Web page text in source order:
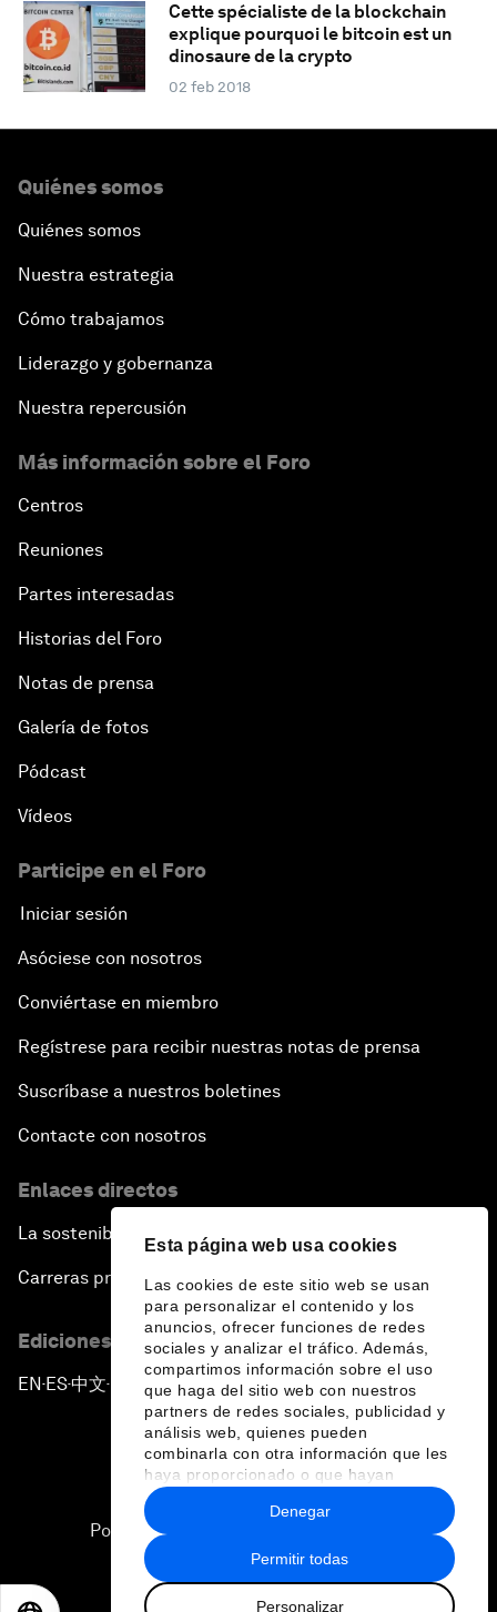
Esta página web usa cookies
Las cookies de este sitio web se usan
para personalizar el contenido y los
anuncios, ofrecer funciones de redes
sociales y analizar el tráfico. Además,
compartimos información sobre el uso
que haga del sitio web con nuestros
partners de redes sociales, publicidad y
análisis web, quienes pueden
combinarla con otra información que les
haya proporcionado o que hayan
recopilado a partir del uso que haya
hecho de sus servicios.
Permitir todas
Personalizar
Denegar
Cette spécialiste de la blockchain
explique pourquoi le bitcoin est un
dinosaure de la crypto
02 feb 2018
Quiénes somos
Quiénes somos
Nuestra estrategia
Cómo trabajamos
Liderazgo y gobernanza
Nuestra repercusión
Más información sobre el Foro
Centros
Reuniones
Partes interesadas
Historias del Foro
Notas de prensa
Galería de fotos
Pódcast
Vídeos
Participe en el Foro
Iniciar sesión
Asóciese con nosotros
Conviértase en miembro
Regístrese para recibir nuestras notas de prensa
Suscríbase a nuestros boletines
Contacte con nosotros
Enlaces directos
La sostenibilidad en el Foro
Carreras profesionales
Ediciones en otros idiomas
EN ▪ ES▪中文▪ 日本語
Política de privacidad y normas de uso